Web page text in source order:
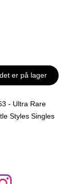
er på lager
- Ultra Rare
Styles Singles
ingen retur
at kortet sendt